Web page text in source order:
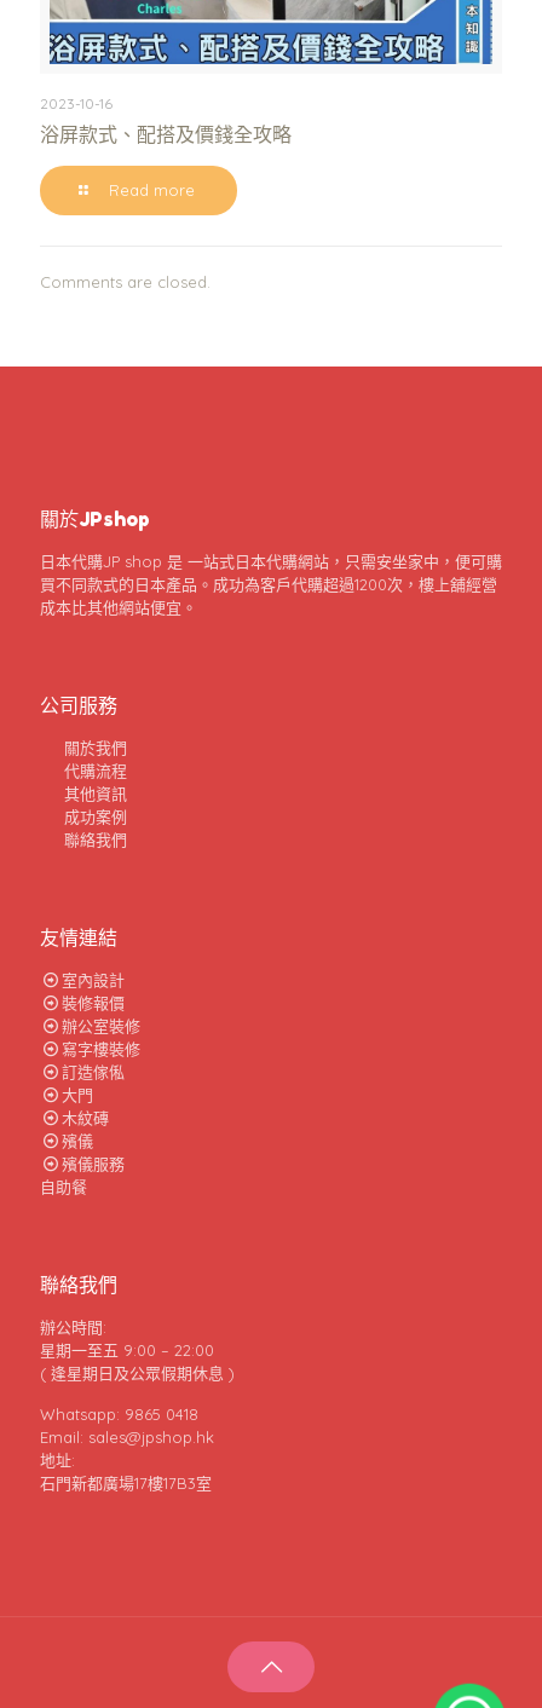
2023-10-16
浴屏款式、配搭及價錢全攻略
Read more
Comments are closed.
關於JPshop
日本代購JP shop 是 一站式日本代購網站，只需安坐家中，便可購
買不同款式的日本產品。成功為客戶代購超過1200次，樓上舖經營
成本比其他網站便宜。
公司服務
關於我們
代購流程
其他資訊
成功案例
聯絡我們
友情連結
室內設計
裝修報價
辦公室裝修
寫字樓裝修
訂造傢俬
大門
木紋磚
殯儀
殯儀服務
自助餐
聯絡我們
辦公時間:
星期一至五 9:00 – 22:00
( 逢星期日及公眾假期休息 )
Whatsapp: 9865 0418
Email: sales@jpshop.hk
地址:
石門新都廣場17樓17B3室